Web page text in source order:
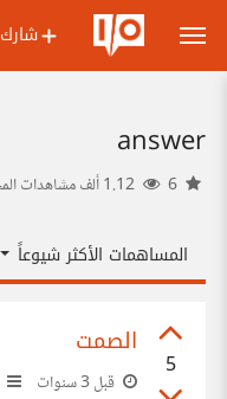
شارك
answer
المساهمات الأكثر شيوعاً
5
الصمت
قبل 3 سنوات